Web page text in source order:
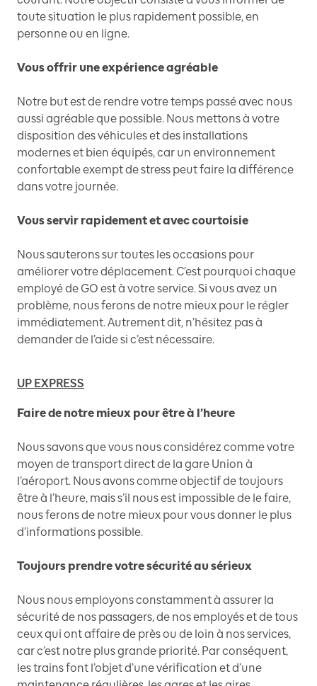
toute situation le plus rapidement possible, en
personne ou en ligne.
Vous offrir une expérience agréable
Notre but est de rendre votre temps passé avec nous
aussi agréable que possible. Nous mettons à votre
disposition des véhicules et des installations
modernes et bien équipés, car un environnement
confortable exempt de stress peut faire la différence
dans votre journée.
Vous servir rapidement et avec courtoisie
Nous sauterons sur toutes les occasions pour
améliorer votre déplacement. C’est pourquoi chaque
employé de GO est à votre service. Si vous avez un
problème, nous ferons de notre mieux pour le régler
immédiatement. Autrement dit, n’hésitez pas à
demander de l’aide si c’est nécessaire.
UP EXPRESS
Faire de notre mieux pour être à l’heure
Nous savons que vous nous considérez comme votre
moyen de transport direct de la gare Union à
l’aéroport. Nous avons comme objectif de toujours
être à l’heure, mais s’il nous est impossible de le faire,
nous ferons de notre mieux pour vous donner le plus
d’informations possible.
Toujours prendre votre sécurité au sérieux
Nous nous employons constamment à assurer la
sécurité de nos passagers, de nos employés et de tous
ceux qui ont affaire de près ou de loin à nos services,
car c’est notre plus grande priorité. Par conséquent,
les trains font l’objet d’une vérification et d’une